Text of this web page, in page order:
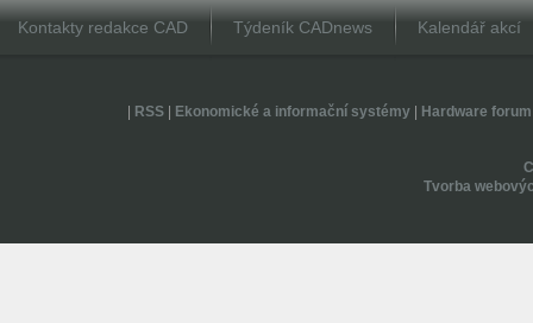
Kontakty redakce CAD Týdeník CADnews Kalendář akcí
RSS| Ekonomické a informační systémy| Hardware forum
Tvorba